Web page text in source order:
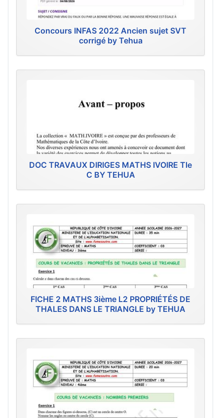
Concours INFAS 2022 Ancien sujet SVT
corrigé by Tehua
DOC TRAVAUX DIRIGES MATHS IVOIRE Tle
C BY TEHUA
FICHE 2 MATHS 3ième L2 PROPRIÉTÉS DE
THALES DANS LE TRIANGLE by TEHUA